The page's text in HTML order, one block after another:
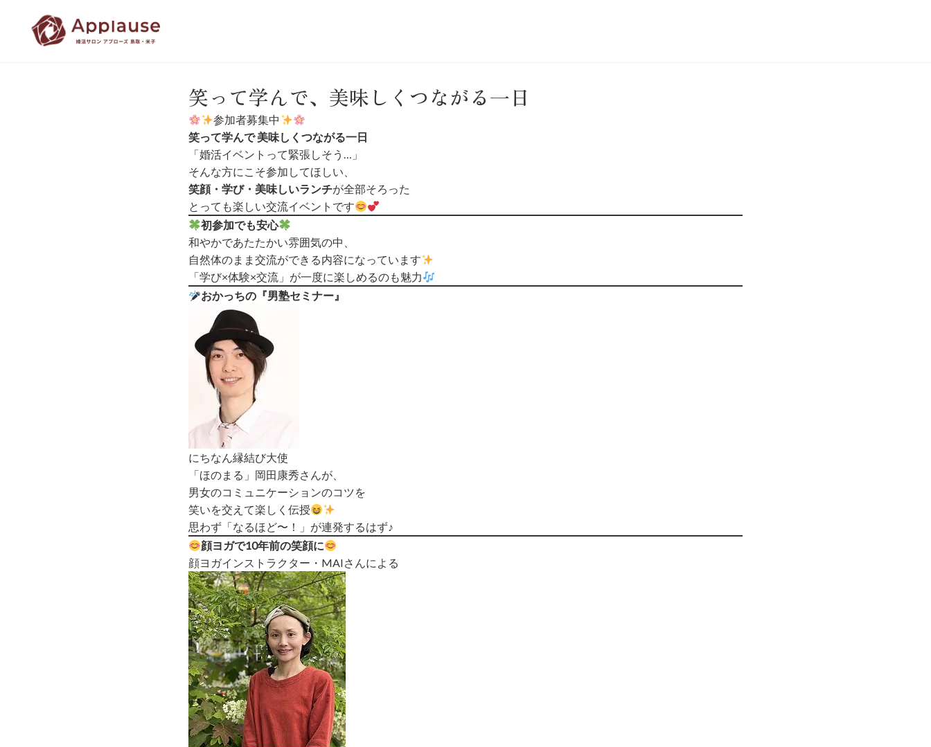
笑って学んで、美味しくつながる一日
参加者募集中
笑って学んで 美味しくつながる一日
「婚活イベントって緊張しそう…」
そんな方にこそ参加してほしい、
笑顔・学び・美味しいランチが全部そろった
とっても楽しい交流イベントです
初参加でも安心
和やかであたたかい雰囲気の中、
自然体のまま交流ができる内容になっています
「学び×体験×交流」が一度に楽しめるのも魅力
おかっちの『男塾セミナー』
にちなん縁結び大使
「ほのまる」岡田康秀さんが、
男女のコミュニケーションのコツを
笑いを交えて楽しく伝授
思わず「なるほど〜！」が連発するはず♪
顔ヨガで10年前の笑顔に
顔ヨガインストラクター・MAIさんによる